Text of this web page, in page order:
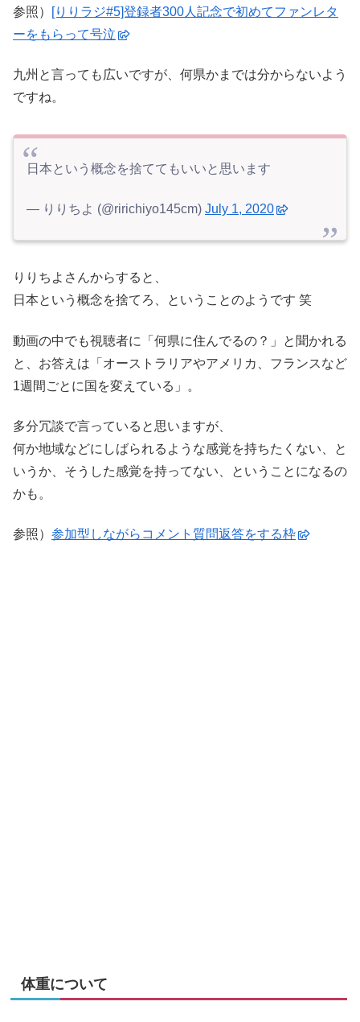
参照）
[りりラジ#5]登録者300人記念で初めてファンレタ
ーをもらって号泣
九州と言っても広いですが、何県かまでは分からないよう
ですね。
日本という概念を捨ててもいいと思います
— りりちよ (@ririchiyo145cm) July 1, 2020
りりちよさんからすると、
日本という概念を捨てろ、ということのようです 笑
動画の中でも視聴者に「何県に住んでるの？」と聞かれる
と、お答えは「オーストラリアやアメリカ、フランスなど
1週間ごとに国を変えている」。
多分冗談で言っていると思いますが、
何か地域などにしばられるような感覚を持ちたくない、と
いうか、そうした感覚を持ってない、ということになるの
かも。
参照） 参加型しながらコメント質問返答をする枠
体重について